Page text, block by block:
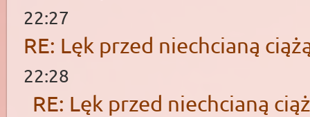
22:27
RE: Lęk przed niechcianą
22:28
RE: Lęk przed niechcianą